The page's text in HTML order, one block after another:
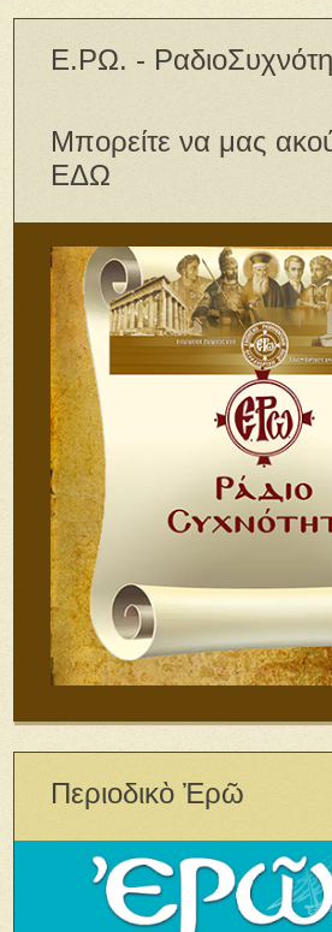
Ε.ΡΩ. -
Μπορείτε να μας
ΕΔΩ
Περιοδικὸ Ἐρῶ